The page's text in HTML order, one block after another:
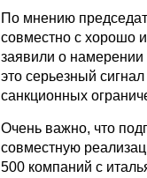
По мнению
совместно с хорошо
заявили о намерении
это серьезный
санкционных
Очень важно, что
совместную
500 компаний с